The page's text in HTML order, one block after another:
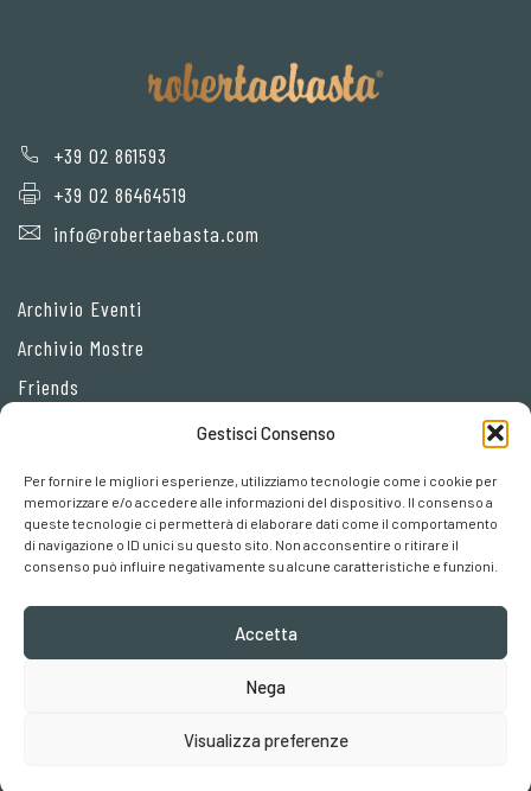
Gestisci Consenso
Per fornire le migliori esperienze, utilizziamo tecnologie come i cookie per
memorizzare e/o accedere alle informazioni del dispositivo. Il consenso a
queste tecnologie ci permetterà di elaborare dati come il comportamento
di navigazione o ID unici su questo sito. Non acconsentire o ritirare il
consenso può influire negativamente su alcune caratteristiche e funzioni.
Accetta
Nega
Visualizza preferenze
+39 02 861593
+39 02 86464519
info@robertaebasta.com
Archivio Eventi
Archivio Mostre
Friends
Cookie policy
Preferenze cookies